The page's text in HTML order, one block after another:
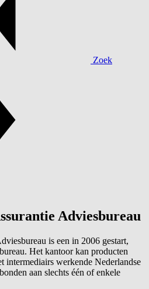
Zoek
Adviesbureau
is een in 2006 gestart,
Het kantoor kan producten
intermediairs werkende Nederlandse
aan slechts één of enkele